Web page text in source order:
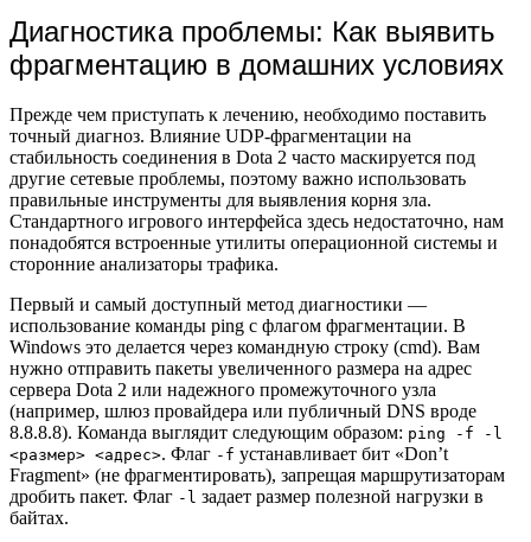
Диагностика проблемы: Как выявить
фрагментацию в домашних условиях
Прежде чем приступать к лечению, необходимо поставить
точный диагноз. Влияние UDP-фрагментации на
стабильность соединения в Dota 2 часто маскируется под
другие сетевые проблемы, поэтому важно использовать
правильные инструменты для выявления корня зла.
Стандартного игрового интерфейса здесь недостаточно, нам
понадобятся встроенные утилиты операционной системы и
сторонние анализаторы трафика.
Первый и самый доступный метод диагностики —
использование команды ping с флагом фрагментации. В
Windows это делается через командную строку (cmd). Вам
нужно отправить пакеты увеличенного размера на адрес
сервера Dota 2 или надежного промежуточного узла
(например, шлюз провайдера или публичный DNS вроде
8.8.8.8). Команда выглядит следующим образом: ping -f -l
<размер> <адрес>. Флаг -f устанавливает бит «Don’t
Fragment» (не фрагментировать), запрещая маршрутизаторам
дробить пакет. Флаг -l задает размер полезной нагрузки в
байтах.